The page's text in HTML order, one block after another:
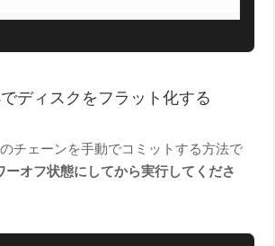
ディスクをフラット化する
チェーンを手動でコミットする方法で
ーオフ状態にしてから実行してくださ